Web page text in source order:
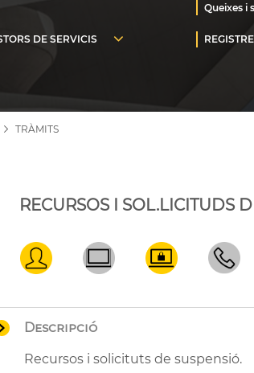
Queixes i
TRÀMITS
RECURSOS I SOL.LICITUDS
Descripció
Recursos i solicituts de suspensió.